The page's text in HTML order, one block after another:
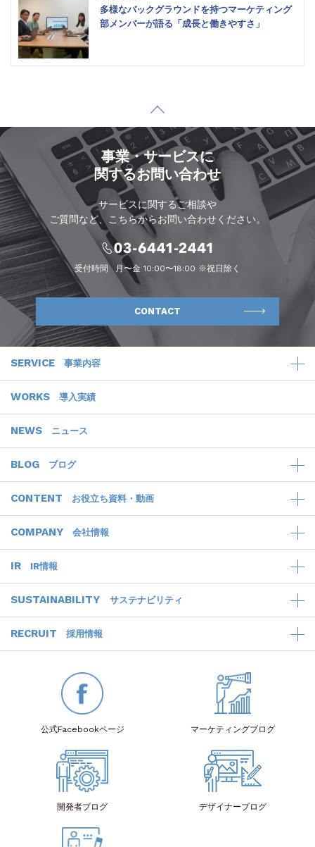
多様なバックグラウンドを持つマーケティング
部メンバーが語る「成長と働きやすさ」
事業・サービスに
関するお問い合わせ
サービスに関するご相談や
ご質問など、こちらからお問い合わせください。
受付時間 月〜金 10:00〜18:00 ※祝日除く
CONTACT
SERVICE 事業内容
WORKS 導入実績
NEWS ニュース
BLOG ブログ
CONTENT お役立ち資料・動画
COMPANY 会社情報
IR IR情報
SUSTAINABILITY サステナビリティ
RECRUIT 採用情報
公式Facebookページ マーケティングブログ
開発者ブログ デザイナーブログ